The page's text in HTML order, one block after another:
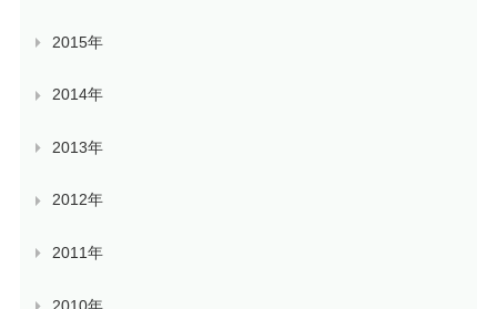
2015年
2014年
2013年
2012年
2011年
2010年